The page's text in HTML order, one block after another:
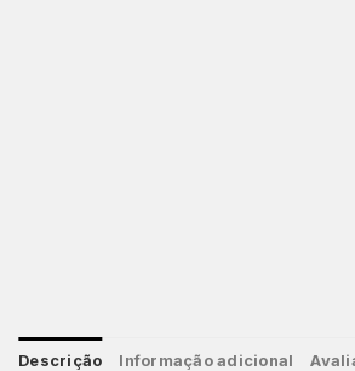
Descrição Informação adicional